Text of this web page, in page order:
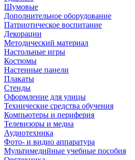
Шумовые
Дополнительное оборудование
Патриотическое воспитание
Декорации
Методический материал
Настольные игры
Костюмы
Настенные панели
Плакаты
Стенды
Оформление для улицы
Технические средства обучения
Компьютеры и периферия
Телевизоры и медиа
Аудиотехника
Фото- и видио аппаратура
Мультимедийные учебные пособия